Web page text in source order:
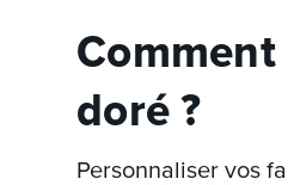
doré ?
Personnaliser vos